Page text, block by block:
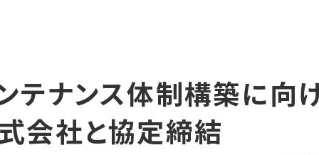
テナンス体制構築に向
会社と協定締結